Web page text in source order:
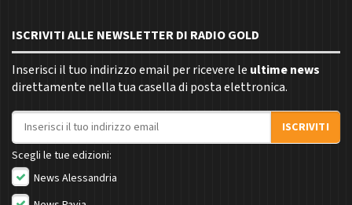
ISCRIVITI ALLE NEWSLETTER DI RADIO GOLD
Inserisci il tuo indirizzo email per ricevere le ultime news
direttamente nella tua casella di posta elettronica.
Indirizzo email
ISCRIVITI
Scegli le tue edizioni:
News Alessandria